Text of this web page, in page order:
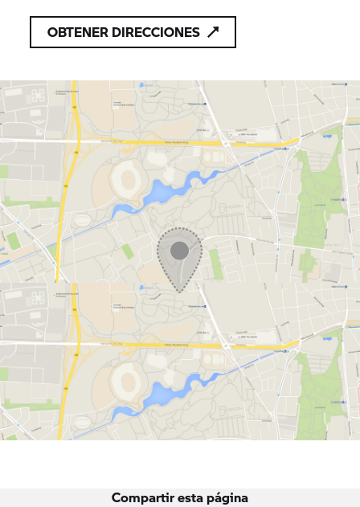
OBTENER DIRECCIONES
Compartir esta página